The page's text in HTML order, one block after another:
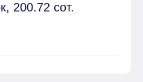
200.72 сот.